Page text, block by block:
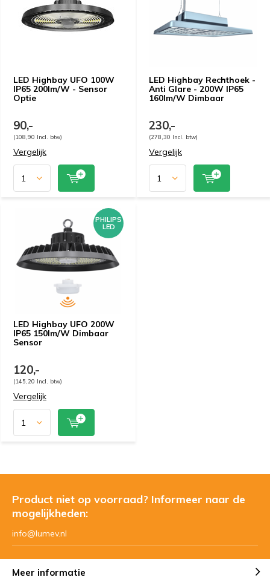
LED Highbay UFO 100W
IP65 200lm/W - Sensor
Optie
90,-
(108,90 Incl. btw)
Vergelijk
LED Highbay Rechthoek -
Anti Glare - 200W IP65
160lm/W Dimbaar
230,-
(278,30 Incl. btw)
Vergelijk
LED Highbay UFO 200W
IP65 150lm/W Dimbaar
Sensor
PHILIPS
LED
120,-
(145,20 Incl. btw)
Vergelijk
Product niet op voorraad? Informeer naar de
mogelijkheden:
info@lumev.nl
Meer informatie